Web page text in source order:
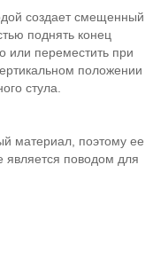
создает смещенный
поднять конец
или переместить при
положении
стула.
материал, поэтому ее
является поводом для